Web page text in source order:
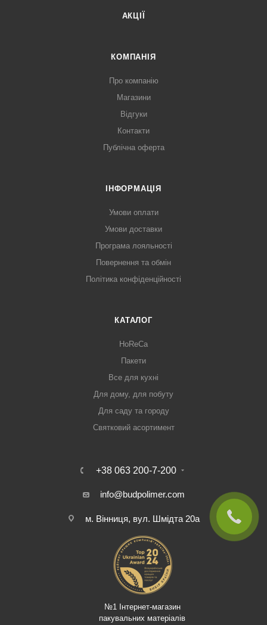
АКЦІЇ
КОМПАНІЯ
Про компанію
Магазини
Відгуки
Контакти
Публічна оферта
ІНФОРМАЦІЯ
Умови оплати
Умови доставки
Програма лояльності
Повернення та обмін
Політика конфіденційності
КАТАЛОГ
HoReCa
Пакети
Все для кухні
Для дому, для побуту
Для саду та городу
Святковий асортимент
+38 063 200-7-200
info@budpolimer.com
м. Вінниця, вул. Шмідта 20а
№1 Інтернет-магазин
пакувальних матеріалів